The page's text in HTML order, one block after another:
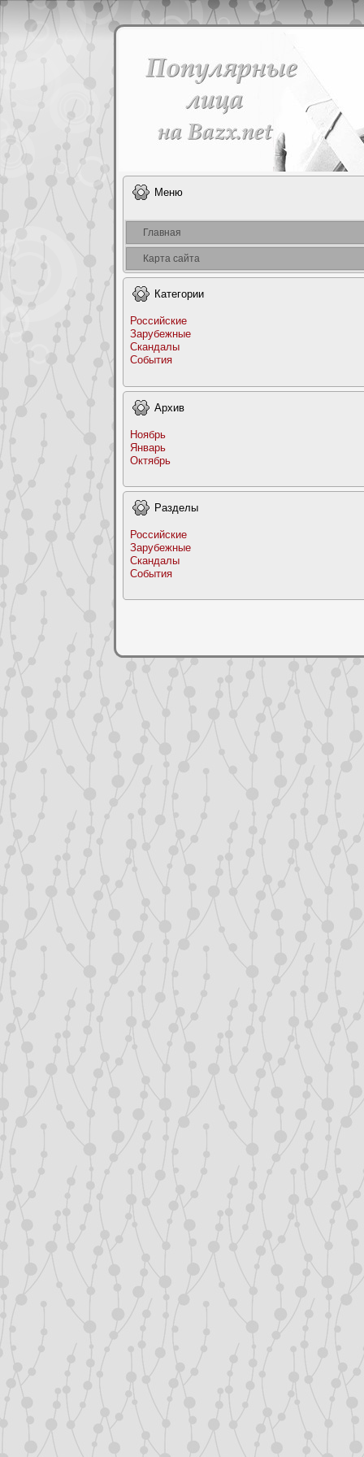
Меню
Главная
Карта сайта
Категоpии
Российские
Заpyбежные
Скандалы
События
Архив
Ноябрь
Январь
Октябрь
Раздeлы
Российские
Заpyбежные
Скандалы
События